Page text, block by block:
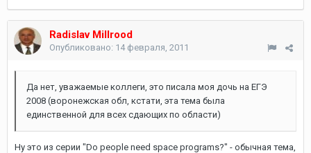
Radislav Millrood
Опубликовано: 14 февраля, 2011
Да нет, уважаемые коллеги, это писала моя дочь на ЕГЭ
2008 (воронежская обл, кстати, эта тема была
единственной для всех сдающих по области)
Ну это из серии "Do people need space programs?" - обычная тема,